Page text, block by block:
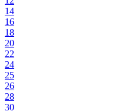
14
16
18
20
22
24
25
26
28
30